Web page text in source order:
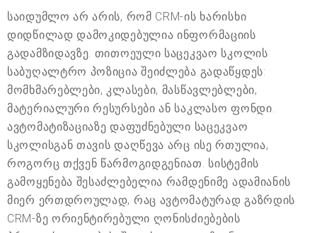
საიდუმლო არ არის, რომ CRM-ის ხარისხი
დიდწილად დამოკიდებულია ინფორმაციის
გადამზიდავზე. თითოეული საცეკვაო სკოლის
საბუღალტრო პოზიცია შეიძლება გადაწყდეს:
მომხმარებლები, კლასები, მასწავლებლები,
მატერიალური რესურსები ან საკლასო ფონდი.
ავტომატიზაციაზე დაფუძნებული საცეკვაო
სკოლისგან თავის დაღწევა არც ისე რთულია,
როგორც თქვენ წარმოგიდგენიათ. სისტემის
გამოყენება შესაძლებელია რამდენიმე ადამიანის
მიერ ერთდროულად, რაც ავტომატურად გაზრდის
CRM-ზე ორიენტირებული ღონისძიებების